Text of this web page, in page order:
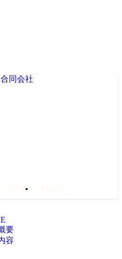
会社概要
要
容